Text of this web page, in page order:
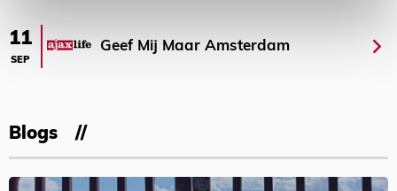
11
SEP
Geef Mij Maar Amsterdam
Blogs